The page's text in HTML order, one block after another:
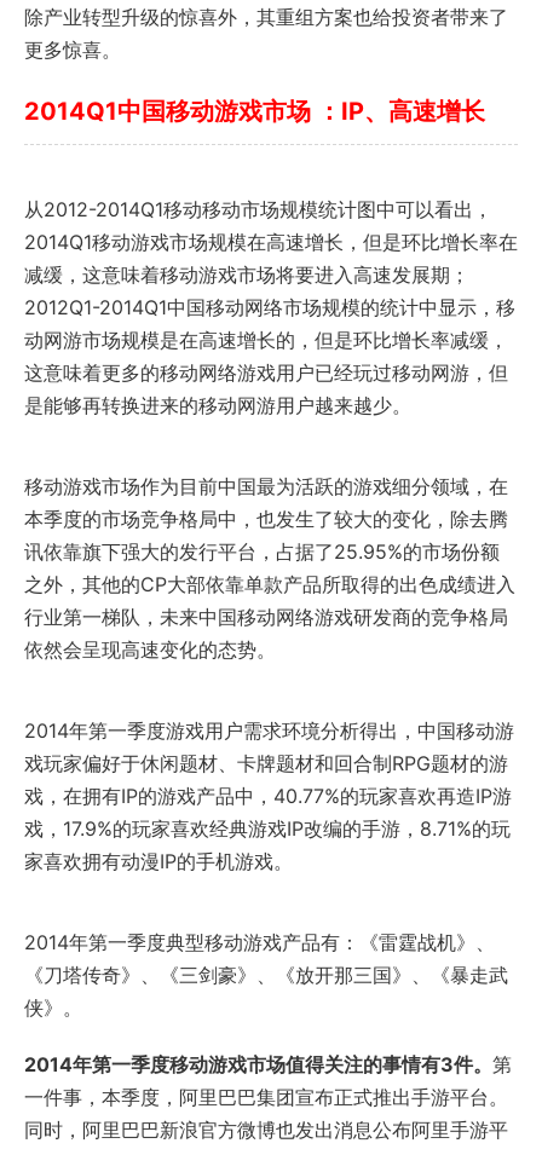
除产业转型升级的惊喜外，其重组方案也给投资者带来了
更多惊喜。
2014Q1中国移动游戏市场 ：IP、高速增长
从2012-2014Q1移动移动市场规模统计图中可以看出，
2014Q1移动游戏市场规模在高速增长，但是环比增长率在
减缓，这意味着移动游戏市场将要进入高速发展期；
2012Q1-2014Q1中国移动网络市场规模的统计中显示，移
动网游市场规模是在高速增长的，但是环比增长率减缓，
这意味着更多的移动网络游戏用户已经玩过移动网游，但
是能够再转换进来的移动网游用户越来越少。
移动游戏市场作为目前中国最为活跃的游戏细分领域，在
本季度的市场竞争格局中，也发生了较大的变化，除去腾
讯依靠旗下强大的发行平台，占据了25.95%的市场份额
之外，其他的CP大部依靠单款产品所取得的出色成绩进入
行业第一梯队，未来中国移动网络游戏研发商的竞争格局
依然会呈现高速变化的态势。
2014年第一季度游戏用户需求环境分析得出，中国移动游
戏玩家偏好于休闲题材、卡牌题材和回合制RPG题材的游
戏，在拥有IP的游戏产品中，40.77%的玩家喜欢再造IP游
戏，17.9%的玩家喜欢经典游戏IP改编的手游，8.71%的玩
家喜欢拥有动漫IP的手机游戏。
2014年第一季度典型移动游戏产品有：《雷霆战机》、
《刀塔传奇》、《三剑豪》、《放开那三国》、《暴走武
侠》。
2014年第一季度移动游戏市场值得关注的事情有3件。 第
一件事，本季度，阿里巴巴集团宣布正式推出手游平台。
同时，阿里巴巴新浪官方微博也发出消息公布阿里手游平